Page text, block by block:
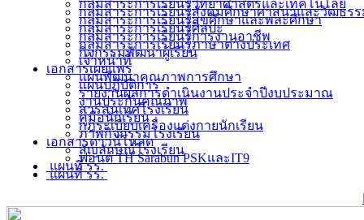
กลุ่มสาระการเรียนรู้วิทยาศาสตร์และเทคโนโลยี
กลุ่มสาระการเรียนรู้สังคมศึกษาศาสนาและวัฒธร
กลุ่มสาระการเรียนรู้สุขศึกษาและพละศึกษา
กลุ่มสาระการเรียนรู้ศิลปะ
กลุ่มสาระการเรียนรู้การงานอาชีพ
กลุ่มสาระการเรียนรู้ภาษาต่างประเทศ
กิจกรรมพัฒนาผู้เรียน
เจ้าหน้าที่
เอกสารเผยแพร่
แผนพัฒนาคุณภาพการศึกษา
แผนปฏิบัติการ
รายงานผลการดำเนินงานประจำปีงบประมาณ
งานประกันคุณภาพ
สารสนเทศโรงเรียน
คู่มือนักเรียน
กฎระเบียบเครื่องแต่งกายนักเรียน
ภาพกิจกรรมโรงเรียน
เอกสารดาวน์โหลด
สัญลักษณ์โรงเรียน
ฟอนต์ TH Sarabun PSKและIT9
แผนที่ รร.
แผนที่ รร.